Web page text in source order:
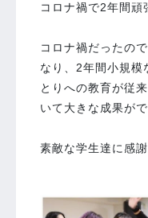
コロナ禍で2年間頑
コロナ禍だったの
なり、2年間小規模
とりへの教育が従
いて大きな成果が
素敵な学生達に感謝